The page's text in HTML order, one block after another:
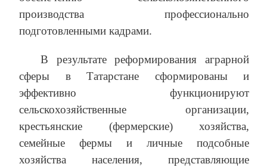
производства профессионально
подготовленными кадрами.
В результате реформирования аграрной
сферы в Татарстане сформированы и
эффективно функционируют
сельскохозяйственные организации,
крестьянские (фермерские) хозяйства,
семейные фермы и личные подсобные
хозяйства населения, представляющие